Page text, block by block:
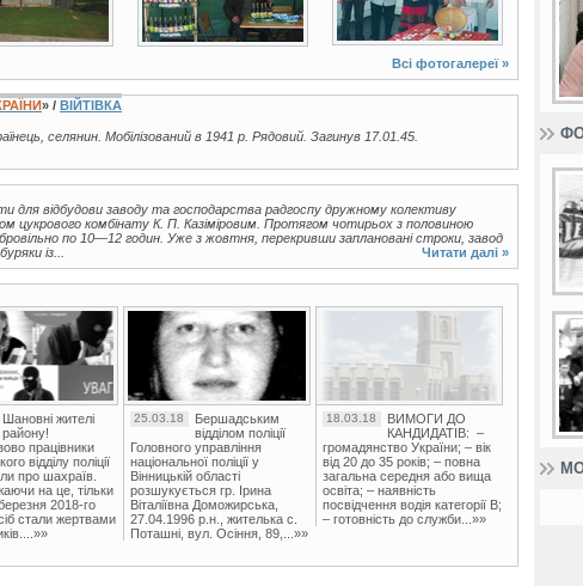
Всі фотогалереї »
» / ВІЙТІВКА
селянин. Мобілізований в 1941 р. Рядовий. Загинув 17.01.45.
для відбудови заводу та господарства радгоспу дружному колективу
цукрового комбінату К. П. Казіміровим. Протягом чотирьох з половиною
по 10—12 годин. Уже з жовтня, перекривши заплановані строки, завод
із...
Читати далі »
Шановні жителі
району!
працівники
відділу поліції
про шахраїв.
на це, тільки
2018-го
стали жертвами
25.03.18
Бершадським
відділом поліції
Головного управління
національної поліції у
Вінницькій області
розшукується гр. Ірина
Віталіївна Доможирська,
27.04.1996 р.н., жителька с.
Поташні, вул. Осіння, 89,...»»
18.03.18
ВИМОГИ ДО
КАНДИДАТІВ: –
громадянство України; – вік
від 20 до 35 років; – повна
загальна середня або вища
освіта; – наявність
посвідчення водія категорії В;
– готовність до служби...»»